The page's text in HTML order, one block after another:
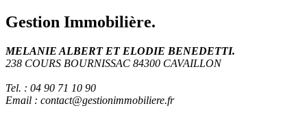
Gestion Immobilière.
MELANIE ALBERT ET ELODIE BENEDETTI.
238 COURS BOURNISSAC 84300 CAVAILLON
Tel. : 04 90 71 10 90
Email : contact@gestionimmobiliere.fr